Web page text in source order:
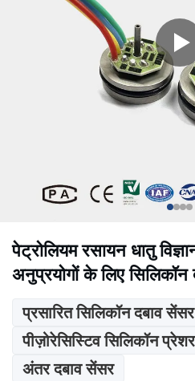
पेट्रोलियम रसायन धातु
अनुप्रयोगों के लिए
प्रसारित सिलिकॉन दबाव सेंसर
पीज़ोरेसिस्टिव सिलिकॉन
अंतर दबाव सेंसर